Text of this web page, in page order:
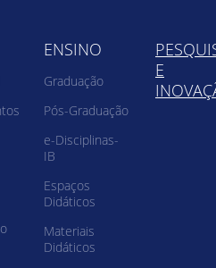
ENSINO
Graduação
Pós-Graduação
e-Disciplinas-
IB
Espaços
Didáticos
Materiais
Didáticos
E